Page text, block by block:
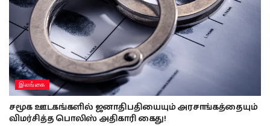
இலங்கை
சமூக ஊடகங்களில் ஜனாதிபதியையும் அரசாங்கத்தையும்
விமர்சித்த பொலிஸ் அதிகாரி கைது!